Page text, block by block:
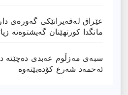
عێراق له‌قه‌یرانێكى گه‌وره‌ى
مانگدا كورتهێنان گه‌یشتوه‌ته‌ زیاتر له‌11
سبەی مەزڵوم عەبدی دەچێتە
ئەحمەد شەرع کۆدەبێتەوە